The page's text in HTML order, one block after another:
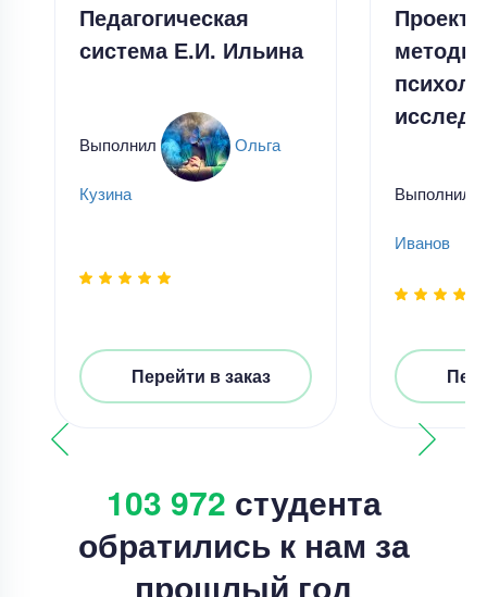
Педагогическая
система Е.И. Ильина
Выполнил Ольга
Кузина
Перейти в заказ
методы
Выполнил
Иванов
103 972 студента
обратились к нам за
прошлый год